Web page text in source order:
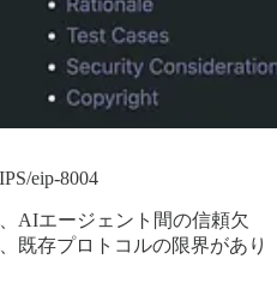
eip-8004
AIエージェント間の信頼欠
既存プロトコルの限界があり